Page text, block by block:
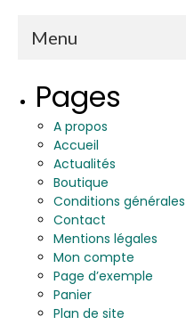
Menu
Pages
A propos
Accueil
Actualités
Boutique
Conditions
Contact
Mentions légales
Mon compte
Page d’exemple
Panier
Plan de site